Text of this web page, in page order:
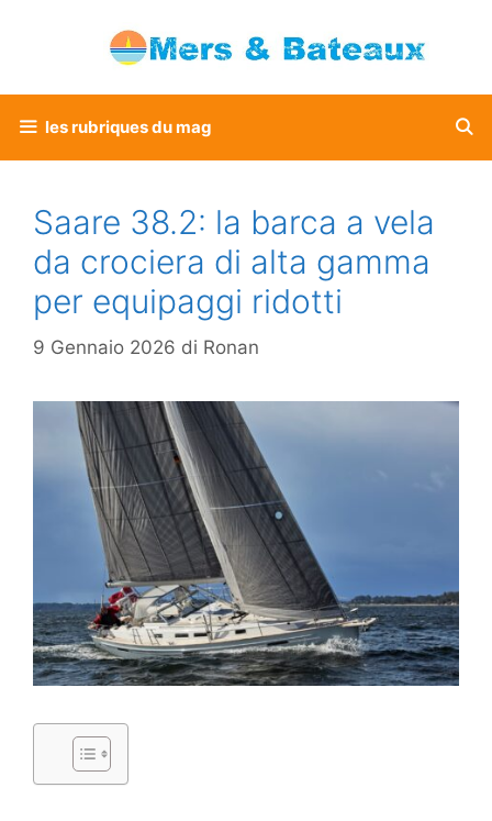
les rubriques du mag
Saare 38.2: la barca a vela
da crociera di alta gamma
per equipaggi ridotti
9 Gennaio 2026 di Ronan